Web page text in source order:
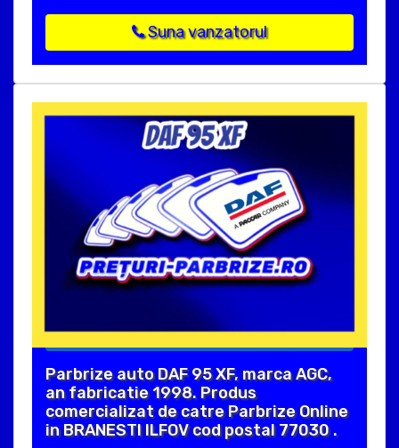
Suna vanzatorul
Parbrize auto DAF 95 XF, marca AGC,
an fabricatie 1998. Produs
comercializat de catre Parbrize Online
in BRANESTI ILFOV cod postal 77030 .